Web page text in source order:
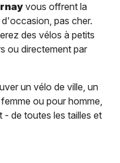
vous offrent la
pas cher.
des vélos à petits
ou directement par
un vélo de ville, un
ou pour homme,
- de toutes les tailles et